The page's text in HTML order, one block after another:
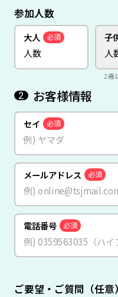
参加人数
大人 必須 子
2歳
2 お客様情報
セイ 必須
メールアドレス 必須
電話番号 必須
ご要望・ご質問（任意）